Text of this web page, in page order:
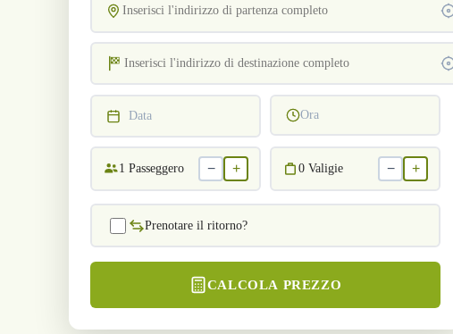
Data Ora
1 Passeggero − + 0 Valigie − +
Prenotare il ritorno?
CALCOLA PREZZO